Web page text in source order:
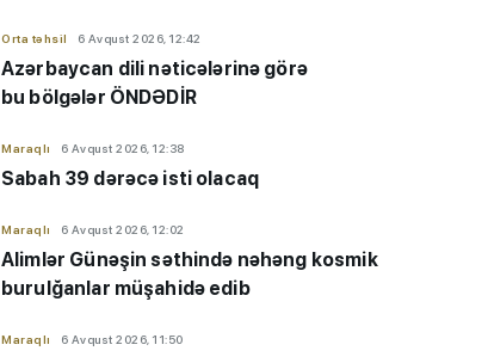
Orta təhsil 6 Avqust 2026, 12:42
Azərbaycan dili nəticələrinə görə
bu bölgələr ÖNDƏDİR
Maraqlı 6 Avqust 2026, 12:38
Sabah 39 dərəcə isti olacaq
Maraqlı 6 Avqust 2026, 12:02
Alimlər Günəşin səthində nəhəng kosmik
burulğanlar müşahidə edib
Maraqlı 6 Avqust 2026, 11:50